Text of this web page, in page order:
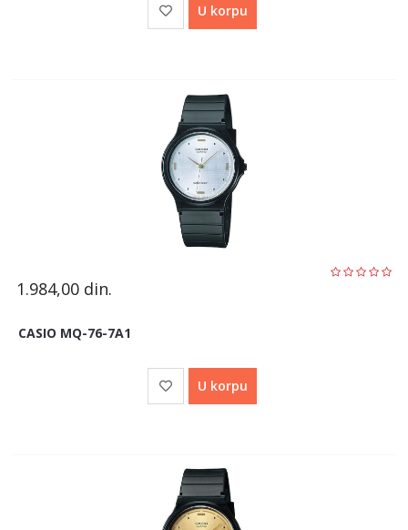
U korpu
1.984,00 din.
CASIO MQ-76-7A1
U korpu